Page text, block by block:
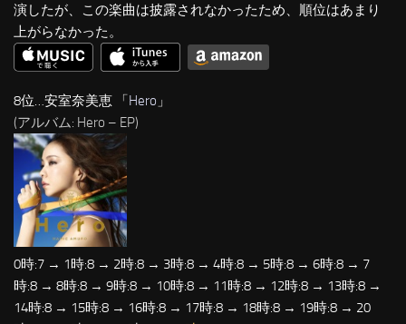
演したが、この楽曲は披露されなかったため、順位はあまり
上がらなかった。
8位…安室奈美恵 「Hero 」
(アルバム: Hero – EP)
0時:7 → 1時:8 → 2時:8 → 3時:8 → 4時:8 → 5時:8 → 6時:8 → 7
時:8 → 8時:8 → 9時:8 → 10時:8 → 11時:8 → 12時:8 → 13時:8 →
14時:8 → 15時:8 → 16時:8 → 17時:8 → 18時:8 → 19時:8 → 20